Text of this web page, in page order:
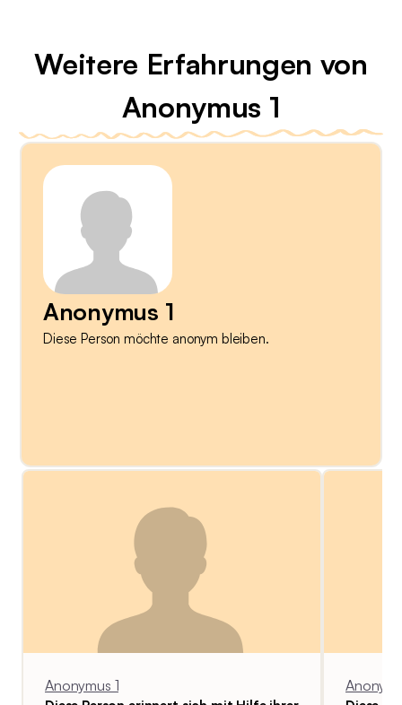
Weitere Erfahrungen von
Anonymus 1
Anonymus 1
Diese Person möchte anonym bleiben.
Anonymus 1